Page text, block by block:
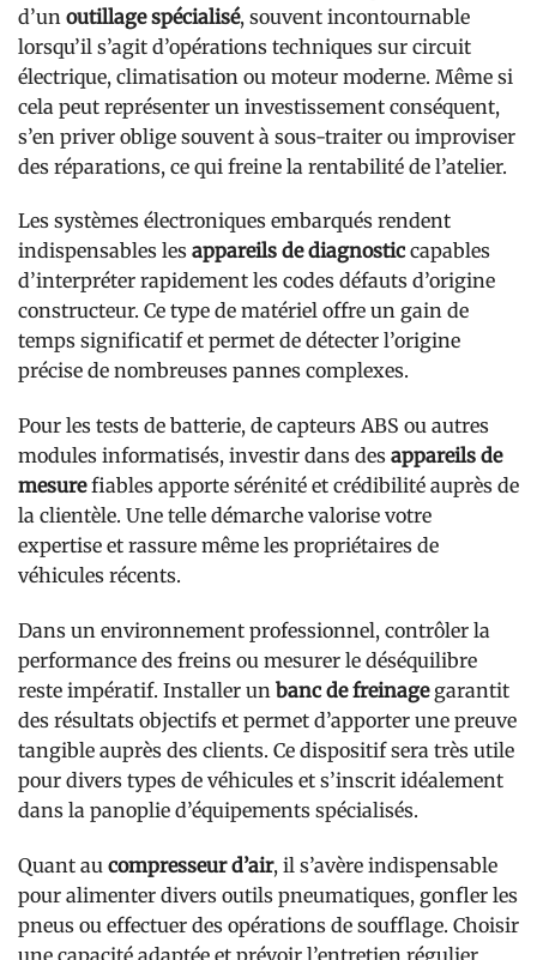
d’un outillage spécialisé, souvent incontournable
lorsqu’il s’agit d’opérations techniques sur circuit
électrique, climatisation ou moteur moderne. Même si
cela peut représenter un investissement conséquent,
s’en priver oblige souvent à sous-traiter ou improviser
des réparations, ce qui freine la rentabilité de l’atelier.
Les systèmes électroniques embarqués rendent
indispensables les appareils de diagnosticcapables
d’interpréter rapidement les codes défauts d’origine
constructeur. Ce type de matériel offre un gain de
temps significatif et permet de détecter l’origine
précise de nombreuses pannes complexes.
Pour les tests de batterie, de capteurs ABS ou autres
modules informatisés, investir dans des appareils de
mesurefiables apporte sérénité et crédibilité auprès de
la clientèle. Une telle démarche valorise votre
expertise et rassure même les propriétaires de
véhicules récents.
Dans un environnement professionnel, contrôler la
performance des freins ou mesurer le déséquilibre
reste impératif. Installer un banc de freinagegarantit
des résultats objectifs et permet d’apporter une preuve
tangible auprès des clients. Ce dispositif sera très utile
pour divers types de véhicules et s’inscrit idéalement
dans la panoplie d’équipements spécialisés.
Quant au compresseur d’air, il s’avère indispensable
pour alimenter divers outils pneumatiques, gonfler les
pneus ou effectuer des opérations de soufflage. Choisir
une capacité adaptée et prévoir l’entretien régulier